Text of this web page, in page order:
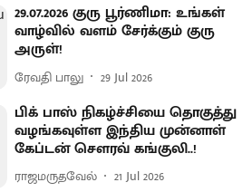
29.07.2026 குரு பூர்ணிமா: உங்கள்
வாழ்வில் வளம் சேர்க்கும் குரு
அருள்!
ரேவதி பாலு 29 Jul 2026
பிக் பாஸ் நிகழ்ச்சியை தொகுத்து
வழங்கவுள்ள இந்திய முன்னாள்
கேப்டன் சௌரவ் கங்குலி..!
ராஜமருதவேல் 21 Jul 2026